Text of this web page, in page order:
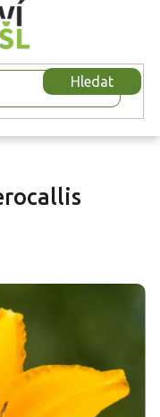
Hledat